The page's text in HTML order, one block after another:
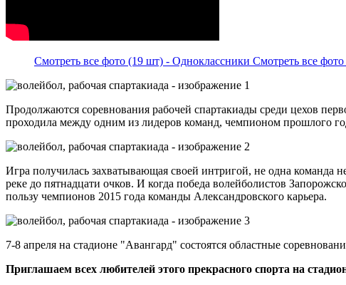
Смотреть все фото (19 шт) - Одноклассники Смотреть все
Продолжаются соревнования рабочей спартакиады среди цехов
проходила между одним из лидеров команд, чемпионом прошлого
Игра получилась захватывающая своей интригой, не одна команда
реке до пятнадцати очков. И когда победа волейболистов
пользу чемпионов 2015 года команды Александровского карьера.
7-8 апреля на стадионе "Авангард" состоятся областные
Приглашаем всех любителей этого прекрасного спорта на